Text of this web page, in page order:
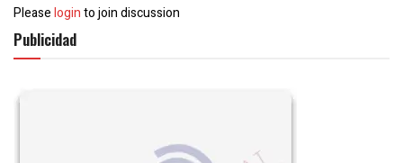
Pleaseloginto join discussion
Publicidad